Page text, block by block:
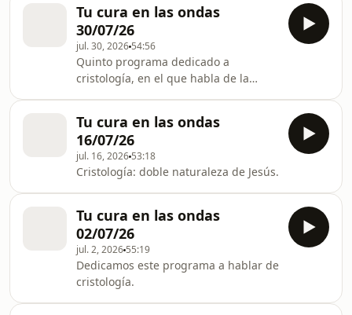
Tu cura en las ondas
30/07/26
jul. 30, 2026 54:56
Quinto programa dedicado a
cristología, en el que habla de la
Tu cura en las ondas
16/07/26
jul. 16, 2026 53:18
Cristología: doble naturaleza de Jesús.
Tu cura en las ondas
02/07/26
jul. 2, 2026 55:19
Dedicamos este programa a hablar de
cristología.